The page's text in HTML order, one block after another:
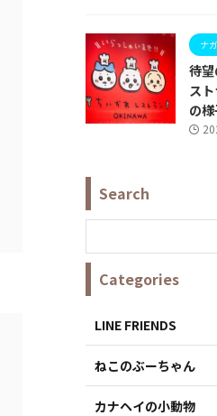
ナ
待
ス
の
Search
Categories
LINE FRIENDS
ねこのぶーちゃん
カナヘイの小動物